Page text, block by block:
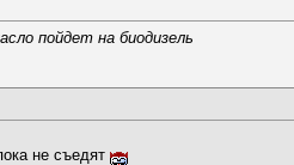
пойдет на биодизель
не съедят